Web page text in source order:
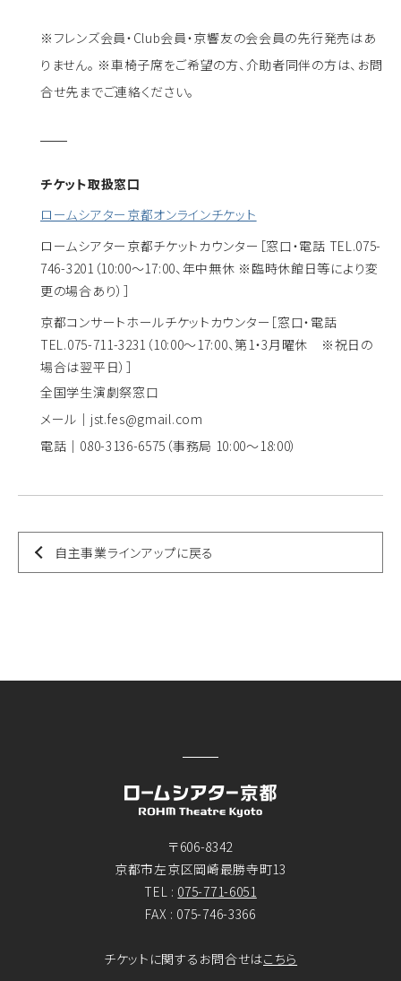
※フレンズ会員・Club会員・京響友の会会員の先行発売はあ
りません。 ※車椅子席をご希望の方、介助者同伴の方は、お問
合せ先までご連絡ください。
チケット取扱窓口
ロームシアター京都オンラインチケット
ロームシアター京都チケットカウンター ［窓口・電話 TEL.075-
746-3201（10:00～17:00、年中無休 ※臨時休館日等により変
更の場合あり）］
京都コンサートホールチケットカウンター ［窓口・電話
TEL.075-711-3231（10:00～17:00、第1・3月曜休 ※祝日の
場合は翌平日）］
全国学生演劇祭窓口
メール｜jst.fes@gmail.com
電話｜080-3136-6575（事務局 10:00〜18:00）
自主事業ラインアップに戻る
〒606-8342
京都市左京区岡崎最勝寺町13
TEL : 075-771-6051
FAX : 075-746-3366
チケットに関するお問合せはこちら